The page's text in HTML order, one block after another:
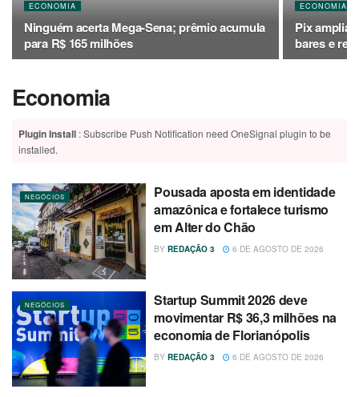
ECONOMIA
Ninguém acerta Mega-Sena; prêmio acumula
para R$ 165 milhões
ECONOMIA
Pix amplia
bares e
Economia
Plugin Install : Subscribe Push Notification need OneSignal plugin to be
installed.
NEGÓCIOS
Pousada aposta em identidade
amazônica e fortalece turismo
em Alter do Chão
BY REDAÇÃO 3 6 DE AGOSTO DE 2026
NEGÓCIOS
Startup Summit 2026 deve
movimentar R$ 36,3 milhões na
economia de Florianópolis
BY REDAÇÃO 3 6 DE AGOSTO DE 2026